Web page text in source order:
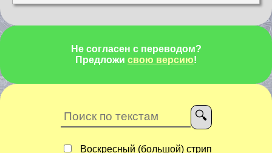
Не согласен с переводом?
Предложи свою версию!
Воскресный (большой) стрип